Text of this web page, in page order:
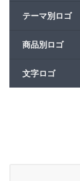
テーマ別ロゴ
商品別ロゴ
文字ロゴ